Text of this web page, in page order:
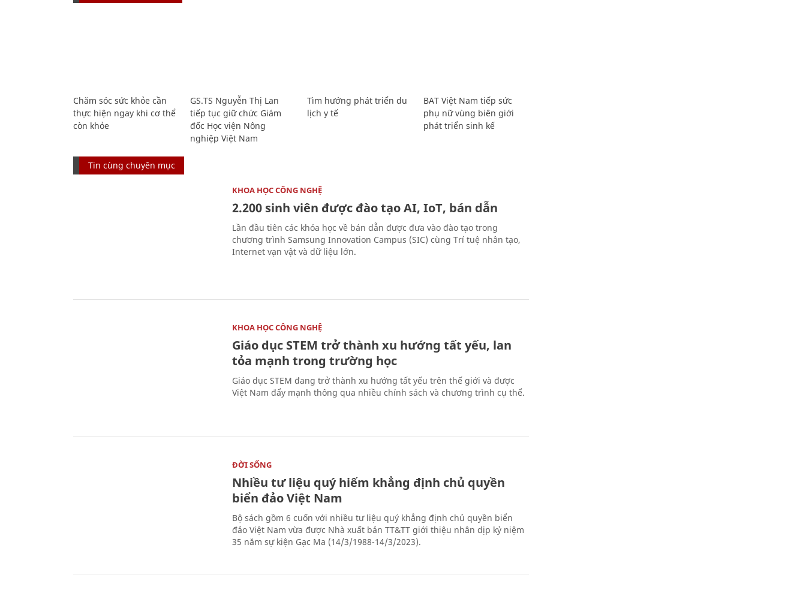
Chăm sóc sức khỏe cần
thực hiện ngay khi cơ thể
còn khỏe
GS.TS Nguyễn Thị Lan
tiếp tục giữ chức Giám
đốc Học viện Nông
nghiệp Việt Nam
Tìm hướng phát triển du
lịch y tế
BAT Việt Nam tiếp sức
phụ nữ vùng biên giới
phát triển sinh kế
Tin cùng chuyên mục
KHOA HỌC CÔNG NGHỆ
2.200 sinh viên được đào tạo AI, IoT, bán dẫn
Lần đầu tiên các khóa học về bán dẫn được đưa vào đào tạo trong
chương trình Samsung Innovation Campus (SIC) cùng Trí tuệ nhân tạo,
Internet vạn vật và dữ liệu lớn.
KHOA HỌC CÔNG NGHỆ
Giáo dục STEM trở thành xu hướng tất yếu, lan
tỏa mạnh trong trường học
Giáo dục STEM đang trở thành xu hướng tất yếu trên thế giới và được
Việt Nam đẩy mạnh thông qua nhiều chính sách và chương trình cụ thể.
ĐỜI SỐNG
Nhiều tư liệu quý hiếm khẳng định chủ quyền
biển đảo Việt Nam
Bộ sách gồm 6 cuốn với nhiều tư liệu quý khẳng định chủ quyền biển
đảo Việt Nam vừa được Nhà xuất bản TT&TT giới thiệu nhân dịp kỷ niệm
35 năm sự kiện Gạc Ma (14/3/1988-14/3/2023).